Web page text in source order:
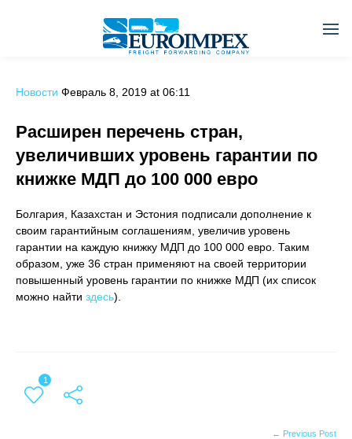
Новости Февраль 8, 2019 at 06:11
Расширен перечень стран,
увеличивших уровень гарантии по
книжке МДП до 100 000 евро
Болгария, Казахстан и Эстония подписали дополнение к
своим гарантийным соглашениям, увеличив уровень
гарантии на каждую книжку МДП до 100 000 евро. Таким
образом, уже 36 стран применяют на своей территории
повышенный уровень гарантии по книжке МДП (их список
можно найти здесь).
1
← Previous Post